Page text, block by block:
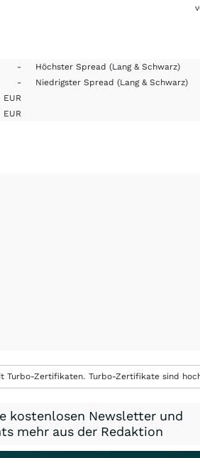
- Höchster Spread(Lang & Schwarz)
- Niedrigster Spread(Lang & Schwarz)
EUR
EUR
Zertifikaten. Turbo-Zertifikate sind
kostenlosen Newsletter und
mehr aus der Redaktion